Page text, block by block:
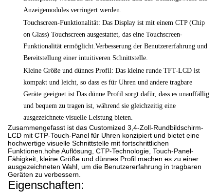
Anzeigemodules verringert werden.
Touchscreen-Funktionalität: Das Display ist mit einem CTP (Chip
on Glass) Touchscreen ausgestattet, das eine Touchscreen-
Funktionalität ermöglicht.Verbesserung der Benutzererfahrung und
Bereitstellung einer intuitiveren Schnittstelle.
Kleine Größe und dünnes Profil: Das kleine runde TFT-LCD ist
kompakt und leicht, so dass es für Uhren und andere tragbare
Geräte geeignet ist.Das dünne Profil sorgt dafür, dass es unauffällig
und bequem zu tragen ist, während sie gleichzeitig eine
ausgezeichnete visuelle Leistung bieten.
Zusammengefasst ist das Customized 3,4-Zoll-Rundbildschirm-
LCD mit CTP-Touch-Panel für Uhren konzipiert und bietet eine
hochwertige visuelle Schnittstelle mit fortschrittlichen
Funktionen.hohe Auflösung, CTP-Technologie, Touch-Panel-
Fähigkeit, kleine Größe und dünnes Profil machen es zu einer
ausgezeichneten Wahl, um die Benutzererfahrung in tragbaren
Geräten zu verbessern.
Eigenschaften: